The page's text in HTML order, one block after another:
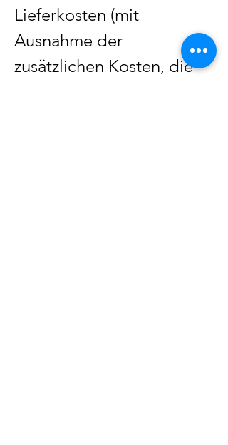
Lieferkosten (mit
Ausnahme der
zusätzlichen Kosten, die